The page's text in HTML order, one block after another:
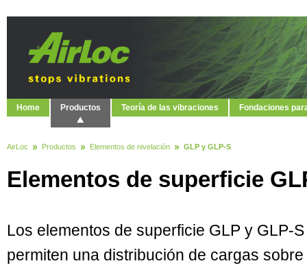
Home Productos Teoría de las vibraciones Fondaciones
AirLoc Productos Elementos de nivelación GLP y GLP-S
Elementos de superficie
Los elementos de superficie GLP y GLP-S
permiten una distribución de cargas sobre